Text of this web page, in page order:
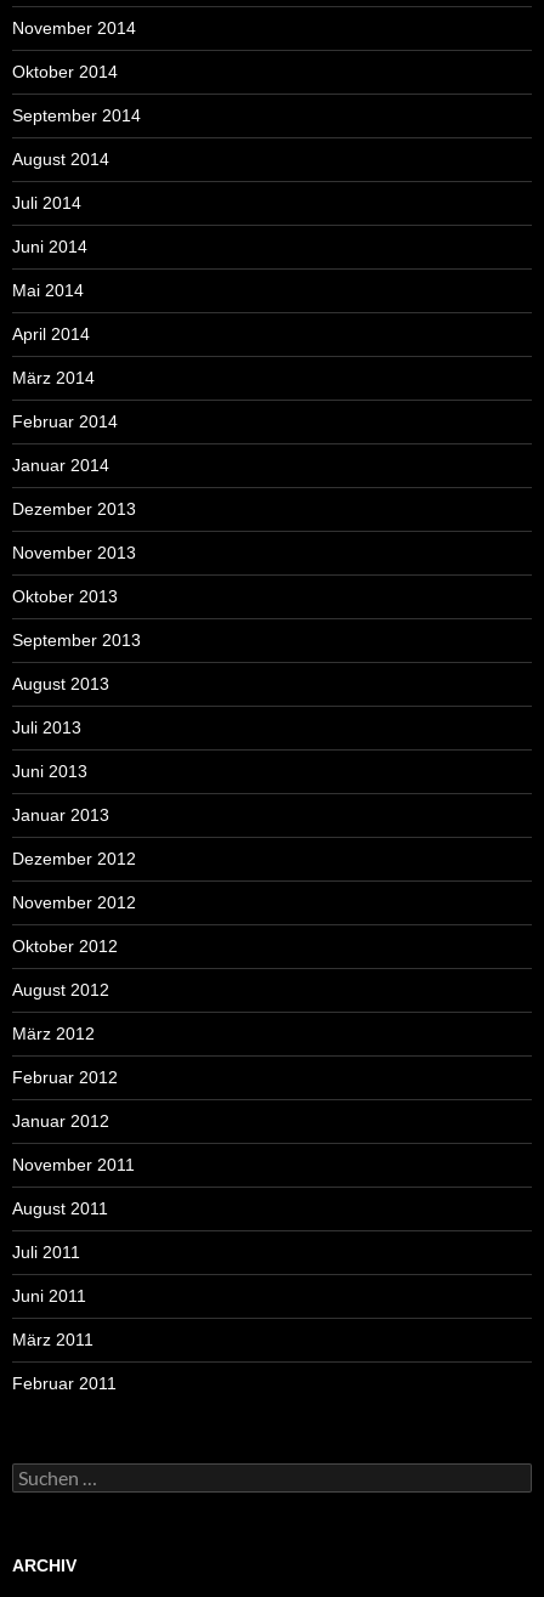
November 2014
Oktober 2014
September 2014
August 2014
Juli 2014
Juni 2014
Mai 2014
April 2014
März 2014
Februar 2014
Januar 2014
Dezember 2013
November 2013
Oktober 2013
September 2013
August 2013
Juli 2013
Juni 2013
Januar 2013
Dezember 2012
November 2012
Oktober 2012
August 2012
März 2012
Februar 2012
Januar 2012
November 2011
August 2011
Juli 2011
Juni 2011
März 2011
Februar 2011
Suchen
nach:
ARCHIV